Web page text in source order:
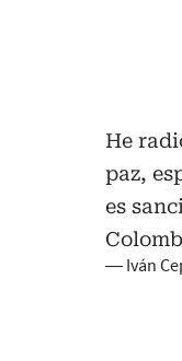
He
paz,
es
— Iván